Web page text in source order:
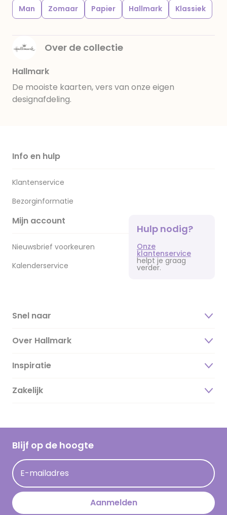
Man Zomaar Papier Hallmark Klassiek
Over de collectie
Hallmark
De mooiste kaarten, vers van onze eigen
designafdeling.
Info en hulp
Klantenservice
Bezorginformatie
Mijn account
Nieuwsbrief voorkeuren
Kalenderservice
Hulp nodig?
Onze
klantenservice
helpt je graag
verder.
Snel naar
Over Hallmark
Over ons
Duurzaamheid
Hallmark Kaartclub
Acties
Persberichten
Hallmark en Kinderpostzegels
Inspiratie
Magazine
Cadeau inspiratie
Kaartinspiratie
Zakelijk
Blijf op de hoogte
E-mailadres
Aanmelden